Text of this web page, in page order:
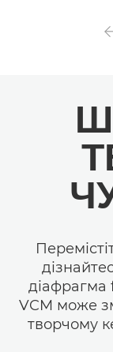
діафрагма
VCM може
творчому